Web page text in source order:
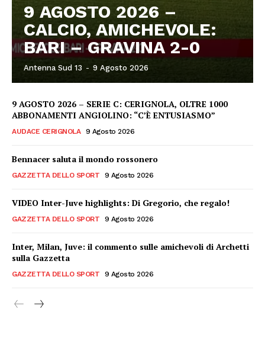
9 AGOSTO 2026 –
CALCIO, AMICHEVOLE:
BARI – GRAVINA 2-0
Antenna Sud 13 - 9 Agosto 2026
9 AGOSTO 2026 – SERIE C: CERIGNOLA, OLTRE 1000
ABBONAMENTI ANGIOLINO: “C’È ENTUSIASMO”
AUDACE CERIGNOLA 9 Agosto 2026
Bennacer saluta il mondo rossonero
GAZZETTA DELLO SPORT 9 Agosto 2026
VIDEO Inter-Juve highlights: Di Gregorio, che regalo!
GAZZETTA DELLO SPORT 9 Agosto 2026
Inter, Milan, Juve: il commento sulle amichevoli di Archetti
sulla Gazzetta
GAZZETTA DELLO SPORT 9 Agosto 2026